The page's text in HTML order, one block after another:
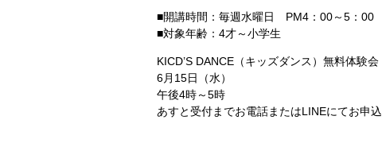
■開講時間：毎週水曜日 PM4：00～5：00
■対象年齢：4才～小学生
KICD’S DANCE（キッズダンス）無料体験会
6月15日（水）
午後4時～5時
あすと受付までお電話またはLINEにてお申込